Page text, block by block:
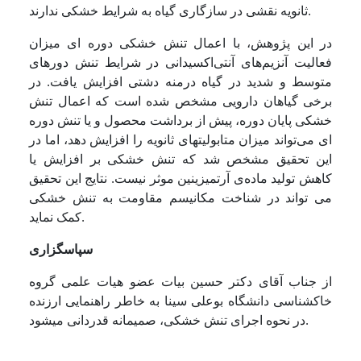
ثانویه نقشی در سازگاری گیاه به شرایط خشکی ندارند.
در این پژوهش، با اعمال تنش خشکی دوره ای میزان
فعالیت آنزیم‌های آنتی‌اکسیدانی در شرایط تنش دوره­ای
متوسط و شدید در گیاه درمنه دشتی افزایش یافت. در
برخی گیاهان دارویی مشخص شده است که اعمال تنش
خشکی پایان دوره، پیش از برداشت محصول و یا تنش دوره
ای می‌تواند میزان متابولیت­های ثانویه را افزایش دهد، اما در
این تحقیق مشخص شد که تنش خشکی بر افزایش یا
کاهش تولید ماده‌ی آرتمیزینین موثر نیست. نتایج این تحقیق
می تواند در شناخت مکانیسم مقاومت به تنش خشکی
کمک نماید.
سپاسگزاری
از جناب آقای دکتر حسین بیات عضو هیات علمی گروه
خاکشناسی دانشگاه بوعلی سینا به خاطر راهنمایی ارزنده
در نحوه اجرای تنش خشکی، صمیمانه قدردانی می­شود.